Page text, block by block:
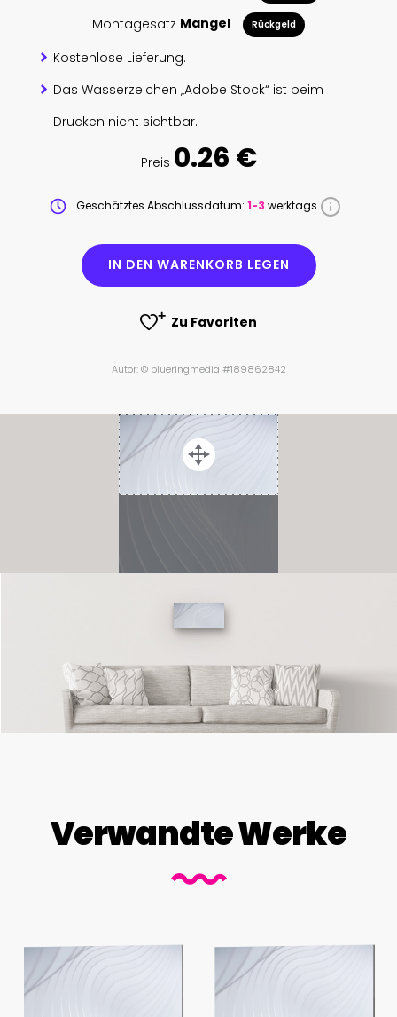
Montagesatz Mangel Rückgeld
Kostenlose Lieferung.
Das Wasserzeichen „Adobe Stock“ ist beim
Drucken nicht sichtbar.
Preis 0.26 €
Geschätztes Abschlussdatum: 1-3 werktags
IN DEN WARENKORB LEGEN
Zu Favoriten
Autor: © blueringmedia #189862842
Verwandte Werke